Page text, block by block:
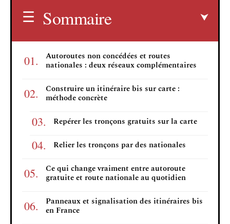
Sommaire
Autoroutes non concédées et routes
nationales : deux réseaux complémentaires
Construire un itinéraire bis sur carte :
méthode concrète
Repérer les tronçons gratuits sur la carte
Relier les tronçons par des nationales
Ce qui change vraiment entre autoroute
gratuite et route nationale au quotidien
Panneaux et signalisation des itinéraires bis
en France